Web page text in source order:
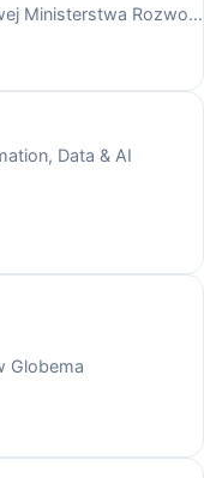
Ministerstwa Rozwoju
Data & AI
Globema